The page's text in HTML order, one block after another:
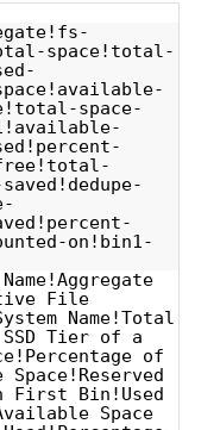
space!total-
space-
free!total-
on!bin1-
File
Name!Total
Tier of a
of
First Bin!Used
Space